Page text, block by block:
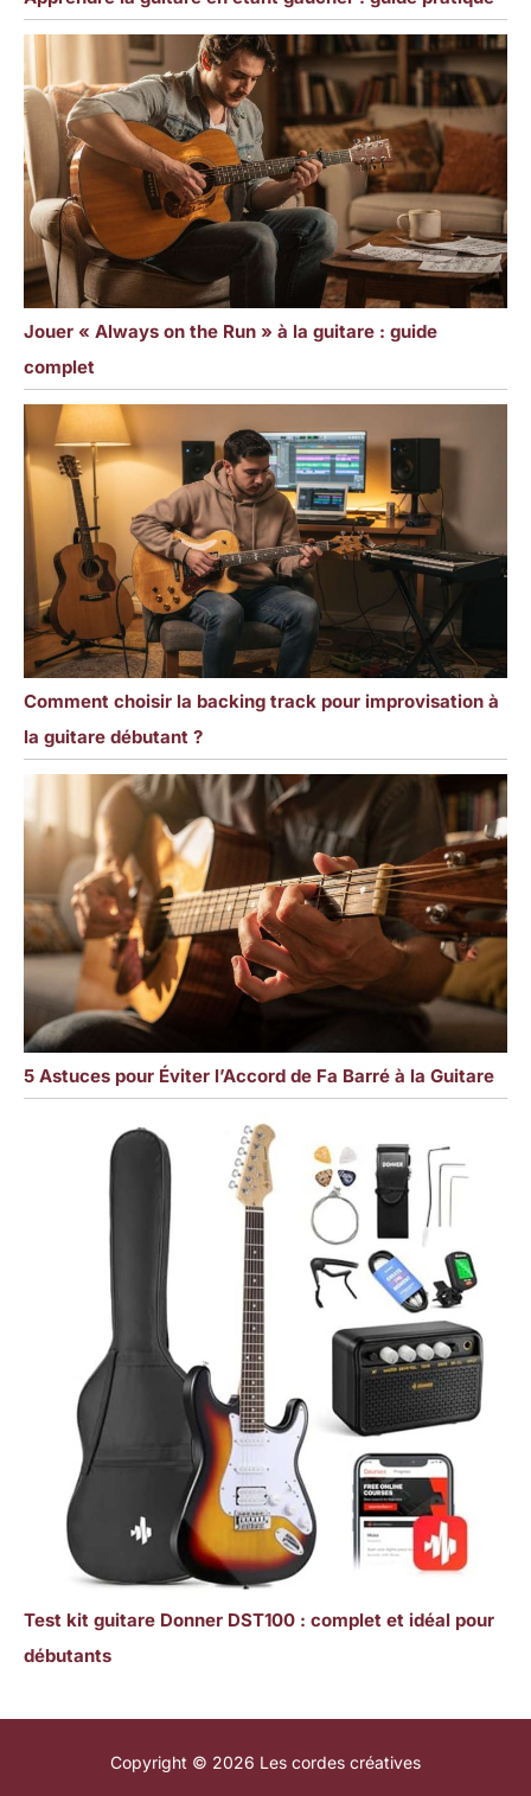
Jouer « Always on the Run » à la guitare : guide
complet
Comment choisir la backing track pour improvisation à
la guitare débutant ?
5 Astuces pour Éviter l’Accord de Fa Barré à la Guitare
Test kit guitare Donner DST100 : complet et idéal pour
débutants
Copyright © 2026 Les cordes créatives